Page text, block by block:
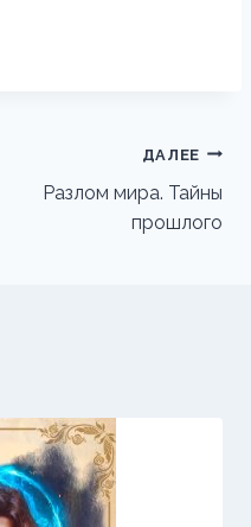
ДАЛЕЕ
Разлом мира. Тайны
прошлого